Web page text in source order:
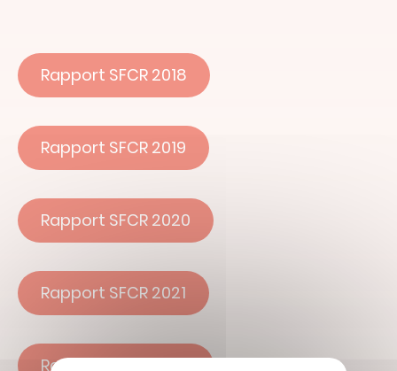
Rapport SFCR 2018
Rapport SFCR 2019
Rapport SFCR 2020
Rapport SFCR 2021
Rapport SFCR 2022